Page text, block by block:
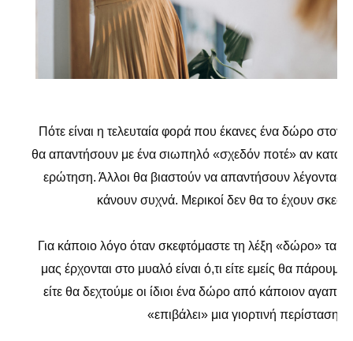
Πότε είναι η τελευταία φορά που έκανες ένα δώρο στον
θα απαντήσουν με ένα σιωπηλό «σχεδόν ποτέ» αν
ερώτηση. Άλλοι θα βιαστούν να απαντήσουν λέγοντας
κάνουν συχνά. Μερικοί δεν θα το έχουν
Για κάποιο λόγο όταν σκεφτόμαστε τη λέξη «δώρο» τα
μας έρχονται στο μυαλό είναι ό,τι είτε εμείς θα
είτε θα δεχτούμε οι ίδιοι ένα δώρο από κάποιον
«επιβάλει» μια γιορτινή περίσταση.